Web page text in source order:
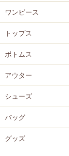
ワンピース
トップス
ボトムス
アウター
シューズ
バッグ
グッズ